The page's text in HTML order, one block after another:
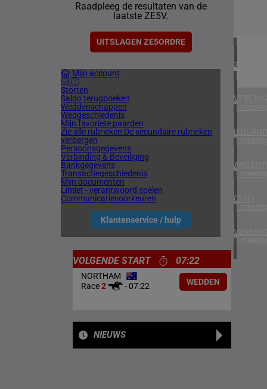
Raadpleeg de resultaten van de
laatste ZE5V.
UITSLAGEN ZE5ORDRE
Mijn account
Storten
Saldo terugboeken
Weddenschappen
Wedgeschiedenis
Mijn favoriete paarden
Zie alle rubrieken De secundaire rubrieken
verbergen
Persoonsgegevens
Verbinding & Beveiliging
Bankgegevens
Transactiegeschiedenis
Mijn documenten
Limiet - verantwoord spelen
Communicatievoorkeuren
Klantenservice / hulp
1
ZUID-
1
1
IERLAND
1
1
CHILI
1
4
VOLGENDE START 07:22
NORTHAM
Race2 -07:22 WEDDEN
NIEUWS